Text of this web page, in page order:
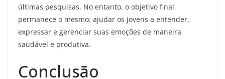
últimas pesquisas. No entanto, o objetivo final
permanece o mesmo: ajudar os jovens a entender,
expressar e gerenciar suas emoções de maneira
saudável e produtiva.
Conclusão